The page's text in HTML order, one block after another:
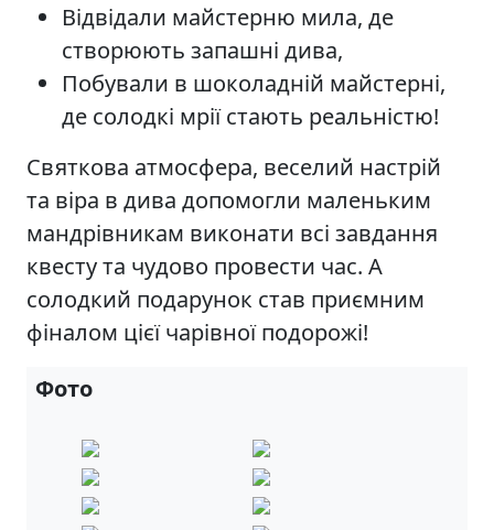
Відвідали майстерню мила, де
створюють запашні дива,
Побували в шоколадній майстерні,
де солодкі мрії стають реальністю!
Святкова атмосфера, веселий настрій
та віра в дива допомогли маленьким
мандрівникам виконати всі завдання
квесту та чудово провести час. А
солодкий подарунок став приємним
фіналом цієї чарівної подорожі!
Фото